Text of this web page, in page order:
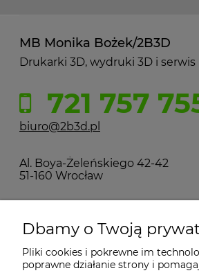
MB Monika Bożek/2B3D
Drukarki 3D, wydruki 3D i serwis
721 757
biuro@2b3d.pl
Al. Boya-Żeleńskiego 42-42
51-160 Wrocław
MOJE KONTO
PŁATNOŚCI I DOSTAWA
Dbamy o Twoją
Pliki cookies i pokrewne im
poprawne działanie strony i